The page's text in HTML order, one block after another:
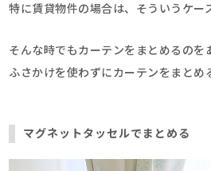
特に賃貸物件の場合は、そういうケー
そんな時でもカーテンをまとめるのを
ふさかけを使わずにカーテンをまとめ
マグネットタッセルでまとめる